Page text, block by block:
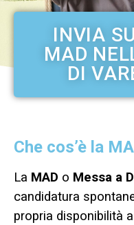
INVIA
MAD
DI
Che cos’è la
La MAD o Messa a
candidatura
propria disponibilità